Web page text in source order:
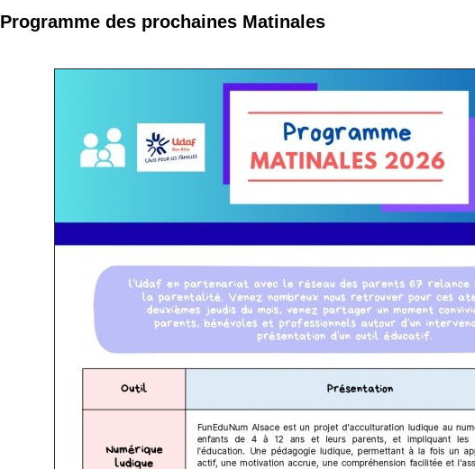
Programme des prochaines Matinales